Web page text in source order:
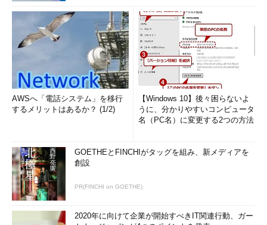
AWSへ「電話システム」を移行
するメリットはあるか？ (1/2)
【Windows 10】後々困らないよ
うに、分かりやすいコンピュータ
名（PC名）に変更する2つの方法
GOETHEとFINCHIがタッグを組み、新メディアを
創設
PR(FINCHI on GOETHE)
2020年に向けて企業が開始すべきIT関連行動、ガー